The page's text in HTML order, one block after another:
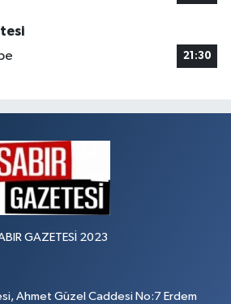
21:30
GAZETESİ 2023
Ahmet Güzel Caddesi No:7 Erdem